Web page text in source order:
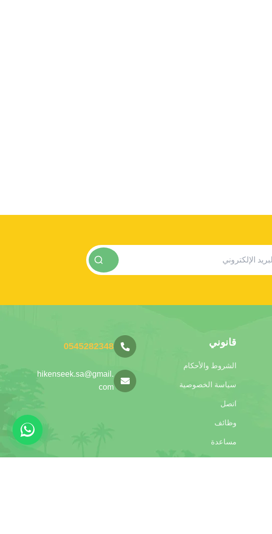
قانوني
الشروط والأحكام
سياسة الخصوصية
اتصل
وظائف
مساعدة
0545282348
hikenseek.sa@gmail.
com